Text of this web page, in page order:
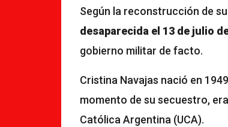
Según la reconstrucción de
desaparecida el 13 de julio
gobierno militar de facto.
Cristina Navajas nació en
momento de su secuestro,
Católica Argentina (UCA).